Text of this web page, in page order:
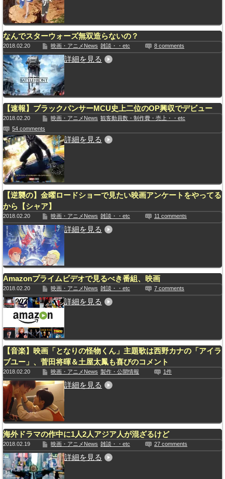
なんでスターウォーズ無双造らないの？
2018.02.20 映画・アニメNews 雑談・・etc 8 comments
詳細を見る
【速報】ブラックパンサーMCU史上二位のOP興収でデビュー
2018.02.20 映画・アニメNews 観客動員数・制作費・売上・・etc
54 comments
詳細を見る
【逆襲の】金曜ロードショーで見たい映画アンケートをやってる
から【シャア】
2018.02.20 映画・アニメNews 雑談・・etc 11 comments
詳細を見る
Amazonプライムビデオで見るべき番組、映画
2018.02.20 映画・アニメNews 雑談・・etc 7 comments
詳細を見る
【音楽】映画「となりの怪物くん」主題歌は西野カナの「アイラ
ブユー」、菅田将暉＆土屋太鳳も喜びのコメント
2018.02.20 映画・アニメNews 製作・公開情報 1件
詳細を見る
海外ドラマの作中に1人2人アジア人が混ざるけど
2018.02.19 映画・アニメNews 雑談・・etc 27 comments
詳細を見る